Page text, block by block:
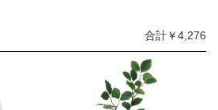
合計￥4,276